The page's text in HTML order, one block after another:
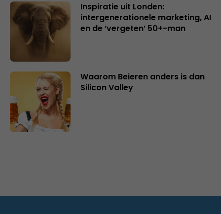
Inspiratie uit Londen:
intergenerationele marketing, AI
en de ‘vergeten’ 50+-man
Waarom Beieren anders is dan
Silicon Valley